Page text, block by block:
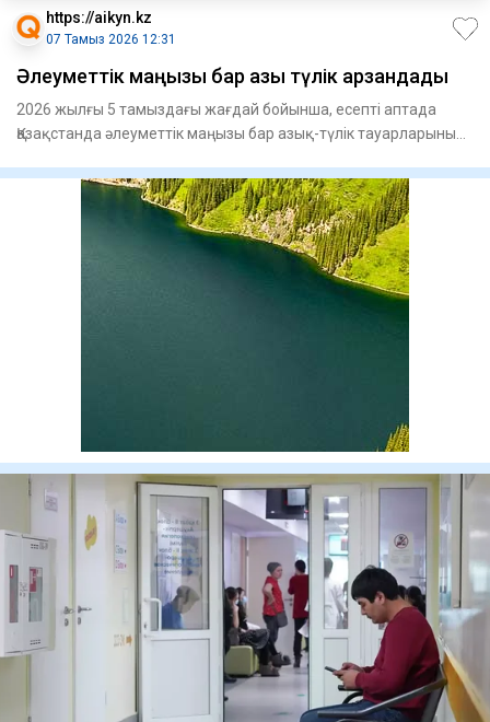
https://aikyn.kz
07 Тамыз 2026 12:31
Әлеуметтік маңызы бар азық түлік арзандады
2026 жылғы 5 тамыздағы жағдай бойынша, есепті аптада
Қазақстанда әлеуметтік маңызы бар азық-түлік тауарларының